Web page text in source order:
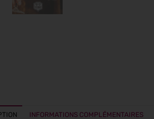
INFORMATIONS COMPLÉMENTAIRES